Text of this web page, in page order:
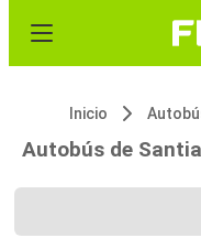
Inicio
Autobús de